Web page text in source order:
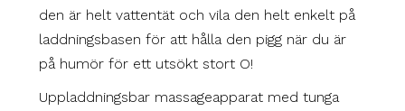
den är helt vattentät och vila den helt enkelt på
laddningsbasen för att hålla den pigg när du är
på humör för ett utsökt stort O!
Uppladdningsbar massageapparat med tunga